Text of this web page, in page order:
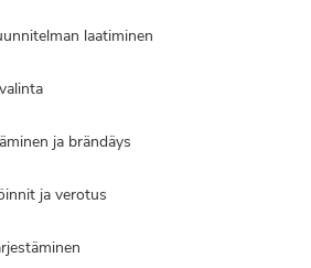
laatiminen
ja brändäys
ja verotus